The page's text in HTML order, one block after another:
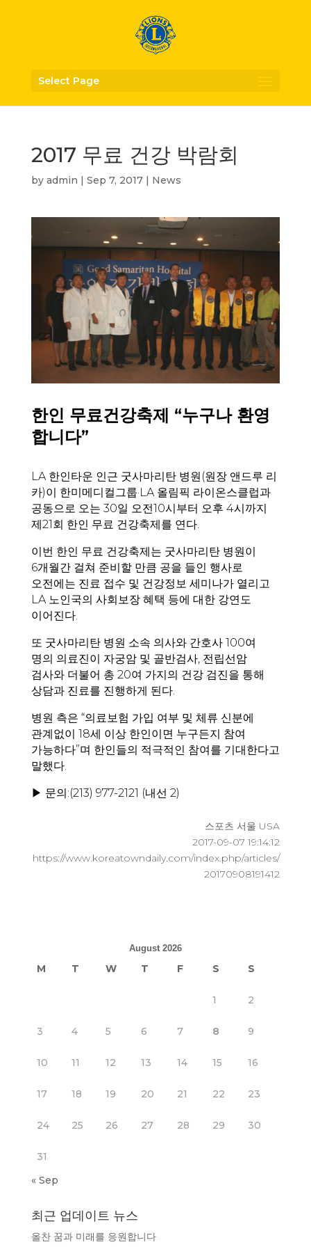
Select Page
2017 무료 건강 박람회
by admin | Sep 7, 2017| News
한인 무료건강축제 “누구나 환영
합니다”
LA 한인타운 인근 굿사마리탄 병원(원장 앤드루 리
카)이 한미메디컬그룹·LA 올림픽 라이온스클럽과
공동으로 오는 30일 오전10시부터 오후 4시까지
제21회 한인 무료 건강축제를 연다.
이번 한인 무료 건강축제는 굿사마리탄 병원이
6개월간 걸쳐 준비할 만큼 공을 들인 행사로
오전에는 진료 접수 및 건강정보 세미나가 열리고
LA 노인국의 사회보장 혜택 등에 대한 강연도
이어진다.
또 굿사마리탄 병원 소속 의사와 간호사 100여
명의 의료진이 자궁암 및 골반검사, 전립선암
검사와 더불어 총 20여 가지의 건강 검진을 통해
상담과 진료를 진행하게 된다.
병원 측은 “의료보험 가입 여부 및 체류 신분에
관계없이 18세 이상 한인이면 누구든지 참여
가능하다”며 한인들의 적극적인 참여를 기대한다고
말했다.
▶ 문의:(213) 977-2121 (내선 2)
스포츠 서울 USA
2017-09-07 19:14:12
https://www.koreatowndaily.com/index.php/articles/
20170908191412
August 2026
M T W T F S S
1 2
3 4 5 6 7 8 9
10 11 12 13 14 15 16
17 18 19 20 21 22 23
24 25 26 27 28 29 30
31
« Sep
최근 업데이트 뉴스
올찬 꿈과 미래를 응원합니다